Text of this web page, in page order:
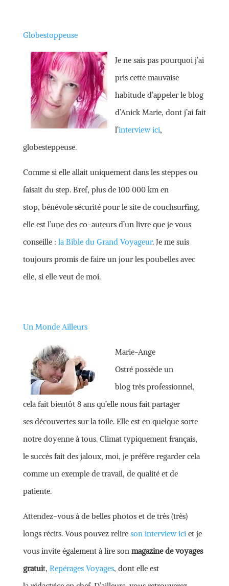
Globestoppeuse
Je ne sais pas pourquoi j’ai
pris cette mauvaise
habitude d’appeler le blog
d’Anick Marie, dont j’ai fait
l’interview ici,
globesteppeuse.
Comme si elle allait uniquement dans les steppes ou
faisait du step. Bref, plus de 100 000 km en
stop, bénévole sécurité pour le site de couchsurfing,
elle est l’une des co-auteurs d’un livre que je vous
conseille : la Bible du Grand Voyageur. Je me suis
toujours promis de faire un jour les poubelles avec
elle, si elle veut de moi.
Un Monde Ailleurs
Marie-Ange
Ostré possède un
blog très professionnel,
cela fait bientôt 8 ans qu’elle nous fait partager
ses découvertes sur la toile. Elle est en quelque sorte
notre doyenne à tous. Climat typiquement français,
le succès fait des jaloux, moi, je préfère regarder cela
comme un exemple de travail, de qualité et de
patiente.
Attendez-vous à de belles photos et de très (très)
longs récits. Vous pouvez relire son interview iciet je
vous invite également à lire son magazine de voyages
gratuit, Repérages Voyages, dont elle est